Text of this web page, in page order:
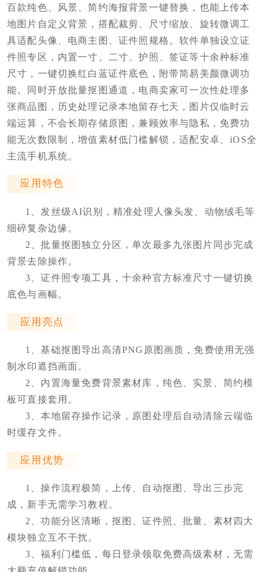
百款纯色、风景、简约海报背景一键替换，也能上传本
地图片自定义背景，搭配裁剪、尺寸缩放、旋转微调工
具适配头像、电商主图、证件照规格。软件单独设立证
件照专区，内置一寸、二寸、护照、签证等十余种标准
尺寸，一键切换红白蓝证件底色，附带简易美颜微调功
能。同时开放批量抠图通道，电商卖家可一次性处理多
张商品图，历史处理记录本地留存七天，图片仅临时云
端运算，不会长期存储原图，兼顾效率与隐私，免费功
能无次数限制，增值素材低门槛解锁，适配安卓、iOS全
主流手机系统。
应用特色
1、发丝级AI识别，精准处理人像头发、动物绒毛等
细碎复杂边缘。
2、批量抠图独立分区，单次最多九张图片同步完成
背景去除操作。
3、证件照专项工具，十余种官方标准尺寸一键切换
底色与画幅。
应用亮点
1、基础抠图导出高清PNG原图画质，免费使用无强
制水印遮挡画面。
2、内置海量免费背景素材库，纯色、实景、简约模
板可直接套用。
3、本地留存操作记录，原图处理后自动清除云端临
时缓存文件。
应用优势
1、操作流程极简，上传、自动抠图、导出三步完
成，新手无需学习教程。
2、功能分区清晰，抠图、证件照、批量、素材四大
模块独立互不干扰。
3、福利门槛低，每日登录领取免费高级素材，无需